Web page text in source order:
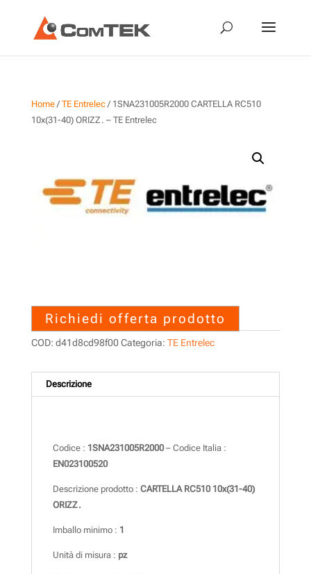
Home/ TE Entrelec/ 1SNA231005R2000 CARTELLA RC510
10x(31-40) ORIZZ. – TE Entrelec
Richiedi offerta prodotto
COD: d41d8cd98f00 Categoria: TE Entrelec
Descrizione
Codice : 1SNA231005R2000– Codice Italia :
EN023100520
Descrizione prodotto : CARTELLA RC510 10x(31-40)
ORIZZ.
Imballo minimo : 1
Unità di misura : pz